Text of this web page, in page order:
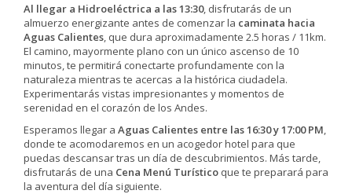
Al llegar a Hidroeléctrica a las 13:30, disfrutarás de un
almuerzo energizante antes de comenzar la caminata hacia
Aguas Calientes , que dura aproximadamente 2.5 horas / 11km.
El camino, mayormente plano con un único ascenso de 10
minutos, te permitirá conectarte profundamente con la
naturaleza mientras te acercas a la histórica ciudadela.
Experimentarás vistas impresionantes y momentos de
serenidad en el corazón de los Andes.
Esperamos llegar a Aguas Calientes entre las 16:30 y 17:00 PM
donde te acomodaremos en un acogedor hotel para que
puedas descansar tras un día de descubrimientos. Más tarde,
disfrutarás de una Cena Menú Turístico que te preparará para
la aventura del día siguiente.